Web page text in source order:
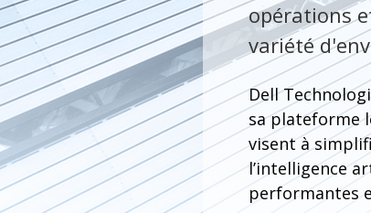
opérations
variété
Dell
sa plateforme
visent à
l’intelligence
performantes